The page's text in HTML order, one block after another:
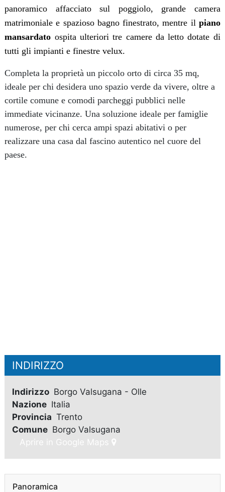
panoramico affacciato sul poggiolo, grande camera
matrimoniale e spazioso bagno finestrato, mentre il piano
mansardato ospita ulteriori tre camere da letto dotate di
tutti gli impianti e finestre velux.
Completa la proprietà un piccolo orto di circa 35 mq,
ideale per chi desidera uno spazio verde da vivere, oltre a
cortile comune e comodi parcheggi pubblici nelle
immediate vicinanze. Una soluzione ideale per famiglie
numerose, per chi cerca ampi spazi abitativi o per
realizzare una casa dal fascino autentico nel cuore del
paese.
INDIRIZZO
Indirizzo Borgo Valsugana - Olle
Nazione Italia
Provincia Trento
Comune Borgo Valsugana
Aprire in Google Maps
Panoramica